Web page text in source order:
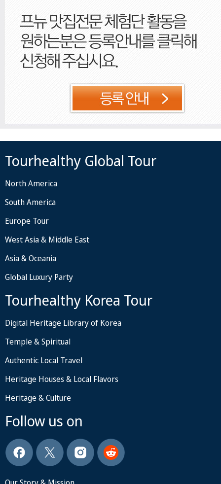
Tourhealthy Global Tour
North America
South America
Europe Tour
West Asia & Middle East
Asia & Oceania
Global Luxury Party
Tourhealthy Korea Tour
Digital Heritage Library of Korea
Temple & Spiritual
Authentic Local Travel
Heritage Houses & Local Flavors
Heritage & Culture
Follow us on